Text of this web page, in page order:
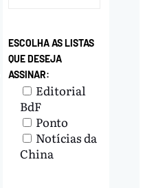
ESCOLHA AS LISTAS
QUE DESEJA
ASSINAR:
Editorial
BdF
Ponto
Notícias da
China